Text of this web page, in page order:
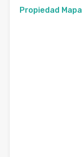
Propiedad Mapa